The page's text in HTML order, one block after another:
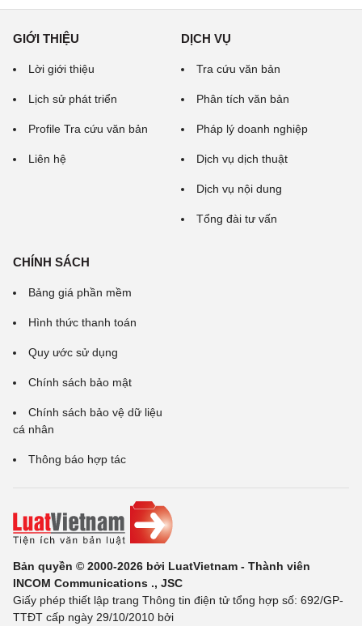
GIỚI THIỆU
Lời giới thiệu
Lịch sử phát triển
Profile Tra cứu văn bản
Liên hệ
DỊCH VỤ
Tra cứu văn bản
Phân tích văn bản
Pháp lý doanh nghiệp
Dịch vụ dịch thuật
Dịch vụ nội dung
Tổng đài tư vấn
CHÍNH SÁCH
Bảng giá phần mềm
Hình thức thanh toán
Quy ước sử dụng
Chính sách bảo mật
Chính sách bảo vệ dữ liệu
cá nhân
Thông báo hợp tác
Bản quyền © 2000-2026 bởi LuatVietnam - Thành viên
INCOM Communications ., JSC
Giấy phép thiết lập trang Thông tin điện tử tổng hợp số: 692/GP-
TTĐT cấp ngày 29/10/2010 bởi